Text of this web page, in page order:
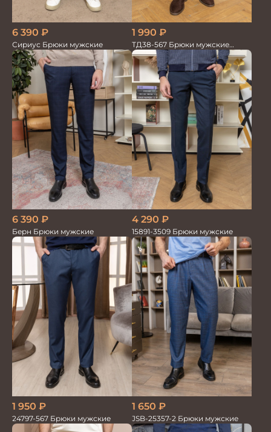
6 390 ₽
Сириус Брюки мужские
1 990 ₽
ТД38-567 Брюки мужские
трикотажные
6 390 ₽
Берн Брюки мужские
4 290 ₽
15891-3509 Брюки мужские
1 950 ₽
24797-567 Брюки мужские
1 650 ₽
JSB-25357-2 Брюки мужские